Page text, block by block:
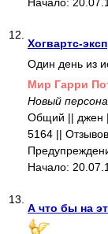
12.
Хогвартс-
Один день из
Mир Гарри
Новый
Общий || джен
5164 ||
Начало:
13.
А что бы на